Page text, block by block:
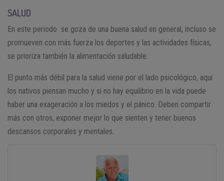
SALUD
En este periodo se goza de una buena salud en general, incluso se
promueven con más fuerza los deportes y las actividades físicas,
se prioriza también la alimentación saludable.
El punto más débil para la salud viene por el lado psicológico, aquí
los nativos piensan mucho y si no hay equilibrio en la vida puede
haber una exageración a los miedos y el pánico. Deben compartir
más con otros, exponer mejor lo que sienten y tener buenos
descansos corporales y mentales.